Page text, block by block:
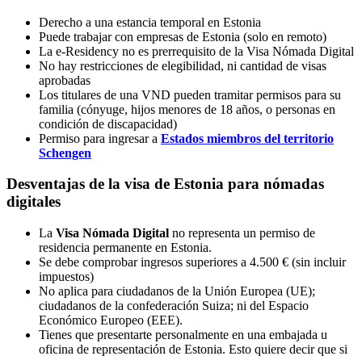
Derecho a una estancia temporal en Estonia
Puede trabajar con empresas de Estonia (solo en remoto)
La e-Residency no es prerrequisito de la Visa Nómada Digital
No hay restricciones de elegibilidad, ni cantidad de visas
aprobadas
Los titulares de una VND pueden tramitar permisos para su
familia (cónyuge, hijos menores de 18 años, o personas en
condición de discapacidad)
Permiso para ingresar a Estados miembros del territorio
Schengen
Desventajas de la visa de Estonia para nómadas
digitales
La Visa Nómada Digital no representa un permiso de
residencia permanente en Estonia.
Se debe comprobar ingresos superiores a 4.500 € (sin incluir
impuestos)
No aplica para ciudadanos de la Unión Europea (UE);
ciudadanos de la confederación Suiza; ni del Espacio
Económico Europeo (EEE).
Tienes que presentarte personalmente en una embajada u
oficina de representación de Estonia. Esto quiere decir que si